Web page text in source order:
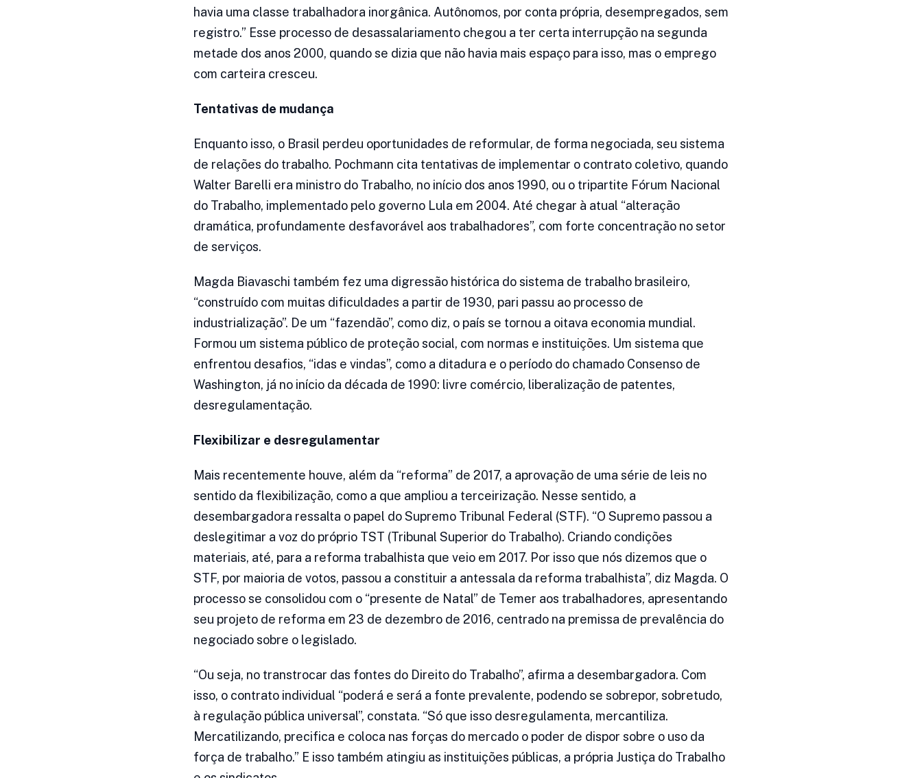
havia uma classe trabalhadora inorgânica. Autônomos, por conta própria, desempregados, sem
registro.” Esse processo de desassalariamento chegou a ter certa interrupção na segunda
metade dos anos 2000, quando se dizia que não havia mais espaço para isso, mas o emprego
com carteira cresceu.
Tentativas de mudança
Enquanto isso, o Brasil perdeu oportunidades de reformular, de forma negociada, seu sistema
de relações do trabalho. Pochmann cita tentativas de implementar o contrato coletivo, quando
Walter Barelli era ministro do Trabalho, no início dos anos 1990, ou o tripartite Fórum Nacional
do Trabalho, implementado pelo governo Lula em 2004. Até chegar à atual “alteração
dramática, profundamente desfavorável aos trabalhadores”, com forte concentração no setor
de serviços.
Magda Biavaschi também fez uma digressão histórica do sistema de trabalho brasileiro,
“construído com muitas dificuldades a partir de 1930, pari passu ao processo de
industrialização”. De um “fazendão”, como diz, o país se tornou a oitava economia mundial.
Formou um sistema público de proteção social, com normas e instituições. Um sistema que
enfrentou desafios, “idas e vindas”, como a ditadura e o período do chamado Consenso de
Washington, já no início da década de 1990: livre comércio, liberalização de patentes,
desregulamentação.
Flexibilizar e desregulamentar
Mais recentemente houve, além da “reforma” de 2017, a aprovação de uma série de leis no
sentido da flexibilização, como a que ampliou a terceirização. Nesse sentido, a
desembargadora ressalta o papel do Supremo Tribunal Federal (STF). “O Supremo passou a
deslegitimar a voz do próprio TST (Tribunal Superior do Trabalho). Criando condições
materiais, até, para a reforma trabalhista que veio em 2017. Por isso que nós dizemos que o
STF, por maioria de votos, passou a constituir a antessala da reforma trabalhista”, diz Magda. O
processo se consolidou com o “presente de Natal” de Temer aos trabalhadores, apresentando
seu projeto de reforma em 23 de dezembro de 2016, centrado na premissa de prevalência do
negociado sobre o legislado.
“Ou seja, no transtrocar das fontes do Direito do Trabalho”, afirma a desembargadora. Com
isso, o contrato individual “poderá e será a fonte prevalente, podendo se sobrepor, sobretudo,
à regulação pública universal”, constata. “Só que isso desregulamenta, mercantiliza.
Mercatilizando, precifica e coloca nas forças do mercado o poder de dispor sobre o uso da
força de trabalho.” E isso também atingiu as instituições públicas, a própria Justiça do Trabalho